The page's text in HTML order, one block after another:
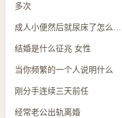
多次
结婚是什么征兆 女性
当你频繁的一个人说明什么
刚分手连续三天前任
经常老公出轨离婚